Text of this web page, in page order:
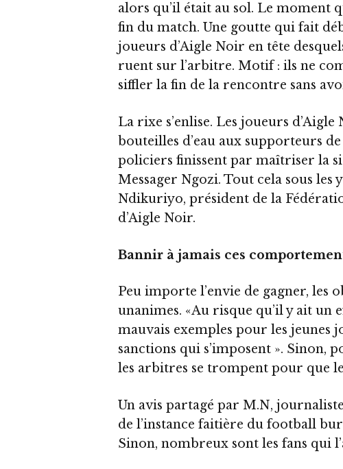
alors qu’il était au sol. Le moment
fin du match. Une goutte qui fait
joueurs d’Aigle Noir en tête
ruent sur l’arbitre. Motif : ils ne
siffler la fin de la rencontre sans
La rixe s’enlise. Les joueurs
bouteilles d’eau aux supporteurs
policiers finissent par maîtriser la
Messager Ngozi. Tout cela sous les
Ndikuriyo, président de la
d’Aigle Noir.
Bannir à jamais ces
Peu importe l’envie de gagner, les
unanimes. «Au risque qu’il y ait un
mauvais exemples pour les jeunes
sanctions qui s’imposent ». Sinon,
les arbitres se trompent pour que
Un avis partagé par M.N,
de l’instance faitière du football
Sinon, nombreux sont les fans qui